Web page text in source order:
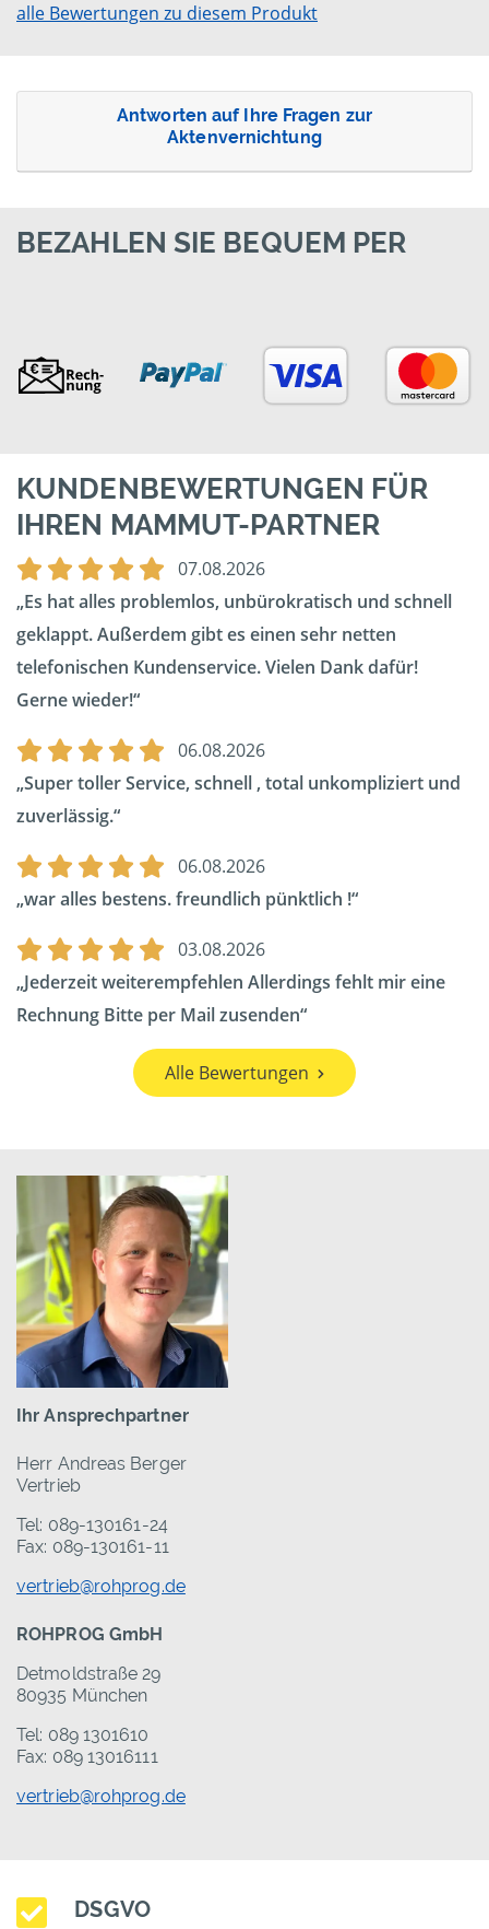
alle Bewertungen zu diesem Produkt
Antworten auf Ihre Fragen zur
Aktenvernichtung
BEZAHLEN SIE BEQUEM PER
KUNDENBEWERTUNGEN FÜR
IHREN MAMMUT-PARTNER
07.08.2026
Es hat alles problemlos, unbürokratisch und schnell
geklappt. Außerdem gibt es einen sehr netten
telefonischen Kundenservice. Vielen Dank dafür!
Gerne wieder!
06.08.2026
Super toller Service, schnell , total unkompliziert und
zuverlässig.
06.08.2026
war alles bestens. freundlich pünktlich !
03.08.2026
Jederzeit weiterempfehlen Allerdings fehlt mir eine
Rechnung Bitte per Mail zusenden
Alle Bewertungen
Ihr Ansprechpartner
Herr Andreas Berger
Vertrieb
Tel: 089-130161-24
Fax: 089-130161-11
vertrieb@rohprog.de
ROHPROG GmbH
Detmoldstraße 29
80935 München
Tel: 089 1301610
Fax: 089 13016111
vertrieb@rohprog.de
DSGVO